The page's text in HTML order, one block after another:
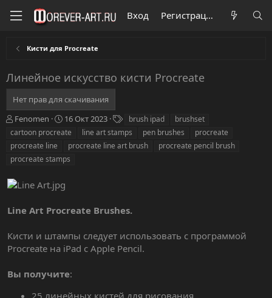
Вход Регистрация
Кисти для Procreate
Линейное искусство кисти Procreate
Нет прав для скачивания
А
в
о
р
Fenomen
Д
а
с
з
н
я
16 Окт 2023
е
г
и
brush ipad
brushset
cartoon procreate
line art stamps pen brushes
procreate
procreate line
procreate line art brush
procreate pencil brush
procreate stamps
Line Art Procreate Brushes.
Кисти и штампы следует использовать с программой
Procreate на iPad с Apple Pencil.
Вы получите: